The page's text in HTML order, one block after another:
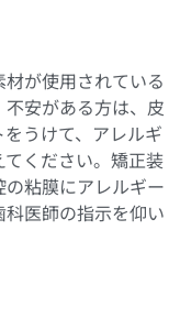
が使用されている
安がある方は、皮
うけて、アレルギ
ください。矯正装
粘膜にアレルギー
医師の指示を仰い